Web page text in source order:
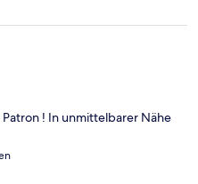
! In unmittelbarer Nähe